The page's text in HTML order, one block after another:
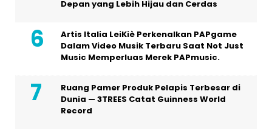
Depan yang Lebih Hijau dan Cerdas
Artis Italia LeiKiè Perkenalkan PAPgame
Dalam Video Musik Terbaru Saat Not Just
Music Memperluas Merek PAPmusic.
Ruang Pamer Produk Pelapis Terbesar di
Dunia — 3TREES Catat Guinness World
Record